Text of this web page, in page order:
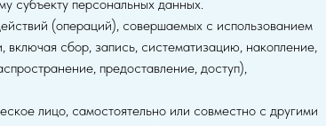
субъекту персональных данных.
(операций), совершаемых с использованием
сбор, запись, систематизацию, накопление,
предоставление, доступ),
лицо, самостоятельно или совместно с другими